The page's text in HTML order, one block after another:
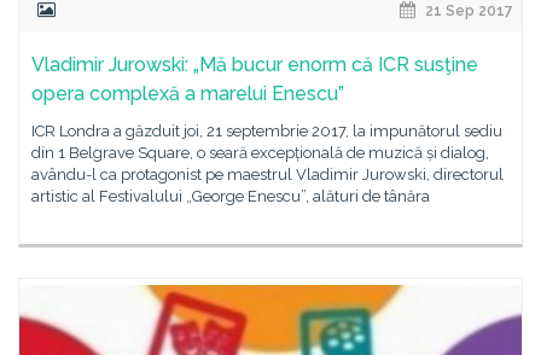
21 Sep 2017
Vladimir Jurowski: „Mă bucur enorm că ICR susţine
opera complexă a marelui Enescu”
ICR Londra a găzduit joi, 21 septembrie 2017, la impunătorul sediu
din 1 Belgrave Square, o seară excepțională de muzică și dialog,
avându-l ca protagonist pe maestrul Vladimir Jurowski, directorul
artistic al Festivalului „George Enescu”, alături de tânăra